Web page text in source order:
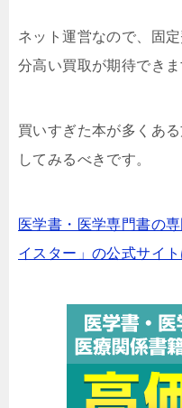
ネット運営なので、固
分高い買取が期待できま
買いすぎた本が多くあ
してみるべきです。
医学書・医学専門書の
イスター」の公式サイ